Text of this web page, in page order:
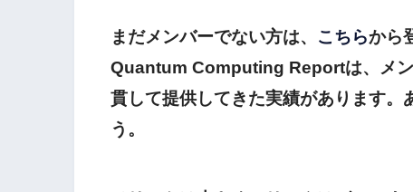
まだメンバーでない方は、 こちらから
Quantum Computing Reportは、メ
貫して提供してきた実績があります。
う。